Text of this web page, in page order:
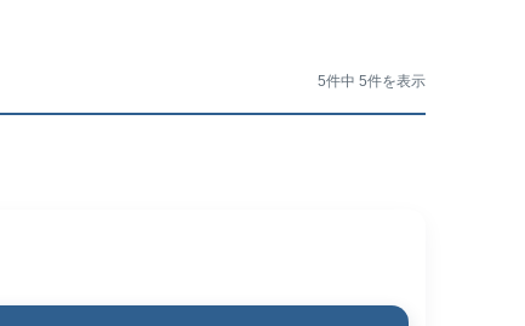
5件中 5件を表示